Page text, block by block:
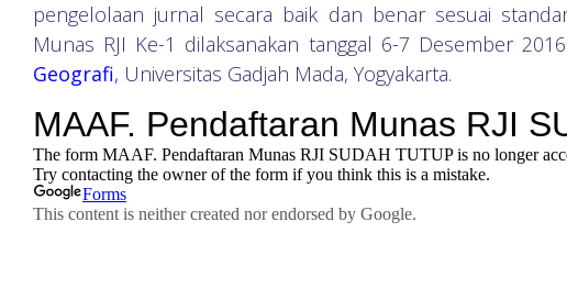
pengelolaan jurnal secara baik dan benar sesuai
Munas RJI Ke-1 dilaksanakan tanggal 6-7 Desember
Geografi, Universitas Gadjah Mada, Yogyakarta.